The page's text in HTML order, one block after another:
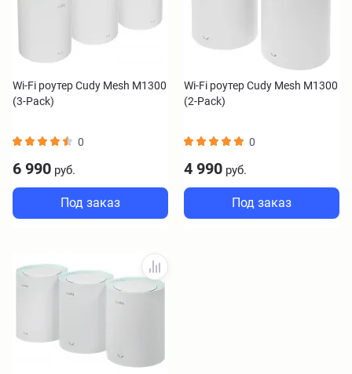
Wi-Fi роутер Cudy Mesh M1300
(3-Pack)
0
6 990 руб.
Под заказ
Wi-Fi роутер Cudy Mesh M1300
(2-Pack)
0
4 990 руб.
Под заказ